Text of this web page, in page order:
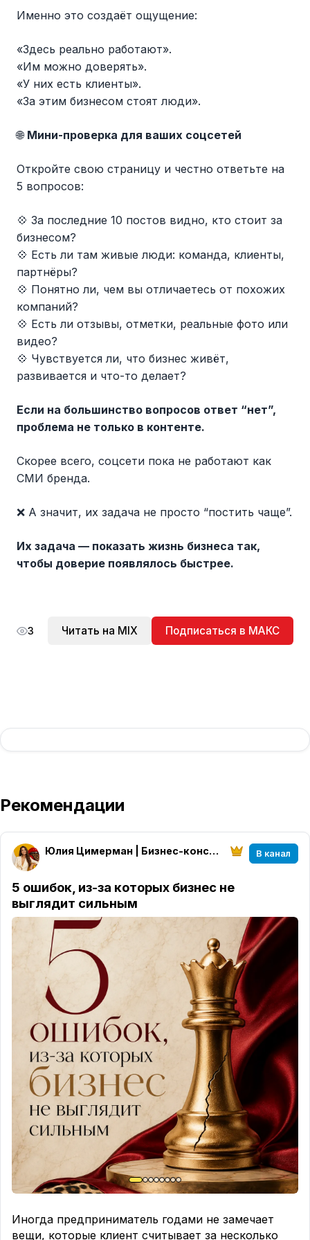
Именно это создаёт ощущение:
«Здесь реально работают».
«Им можно доверять».
«У них есть клиенты».
«За этим бизнесом стоят люди».
🌐 Мини-проверка для ваших соцсетей
Откройте свою страницу и честно ответьте на
5 вопросов:
💠 За последние 10 постов видно, кто стоит за
бизнесом?
💠 Есть ли там живые люди: команда, клиенты,
партнёры?
💠 Понятно ли, чем вы отличаетесь от похожих
компаний?
💠 Есть ли отзывы, отметки, реальные фото или
видео?
💠 Чувствуется ли, что бизнес живёт,
развивается и что-то делает?
Если на большинство вопросов ответ “нет”,
проблема не только в контенте.
Скорее всего, соцсети пока не работают как
СМИ бренда.
❌ А значит, их задача не просто “постить чаще”.
Их задача — показать жизнь бизнеса так,
чтобы доверие появлялось быстрее.
3 Читать на MIX Подписаться в МАКС
Рекомендации
Юлия Цимерман | Бизнес-консультант, бренд-стратег и специалист по медийному продвижению для бизнеса, предпринимателей и экспертов | упаковка бизнеса | PR | соцсети и контент | маркетинг и продажи В канал
5 ошибок, из-за которых бизнес не
выглядит сильным
Иногда предприниматель годами не замечает
вещи, которые клиент считывает за несколько